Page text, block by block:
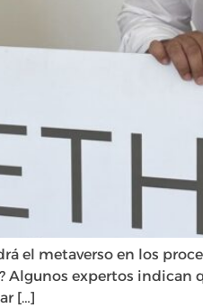
el metaverso en los
Algunos expertos
[…]